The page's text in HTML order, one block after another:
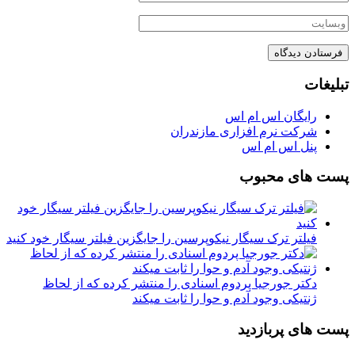
تبلیغات
رایگان اس ام اس
شرکت نرم افزاری مازندران
پنل اس ام اس
پست های محبوب
فیلتر ترک سیگار نیکوپرسین را جایگزین فیلتر سیگار خود کنید
دکتر جورجیا پردوم اسنادی را منتشر کرده که از لحاظ
ژنتیکی وجود آدم و حوا را ثابت میکند
پست های پربازدید